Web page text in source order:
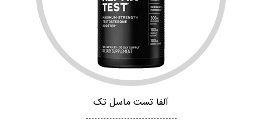
آلفا تست ماسل تک